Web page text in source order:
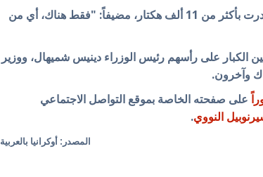
وأكد أن الحرائق قضت على مساحة واسعة من الغابات قدرت بأكثر من 11 ألف هكتار، مضيفاً: "فقط هناك، أي من
على رأسهم رئيس الوزراء دينيس شميهال، ووزير
وآخرون.
على صفحته الخاصة بموقع التواصل الاجتماعي
النووي.
المصدر: أوكرانيا بالعربية